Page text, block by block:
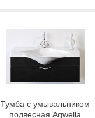
Тумба с умывальником
подвесная Aqwella